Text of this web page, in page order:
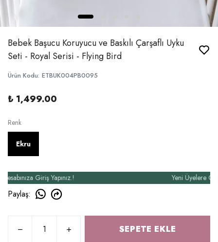
Bebek Başucu Koruyucu ve Baskılı Çarşaflı Uyku
Seti - Royal Serisi - Flying Bird
Ürün Kodu: ETBUK004PB0095
₺ 1,499.00
Renk
Ekru
Giriş Yapınız.! Yeni Üyelere Özel
Paylaş:
SEPETE EKLE